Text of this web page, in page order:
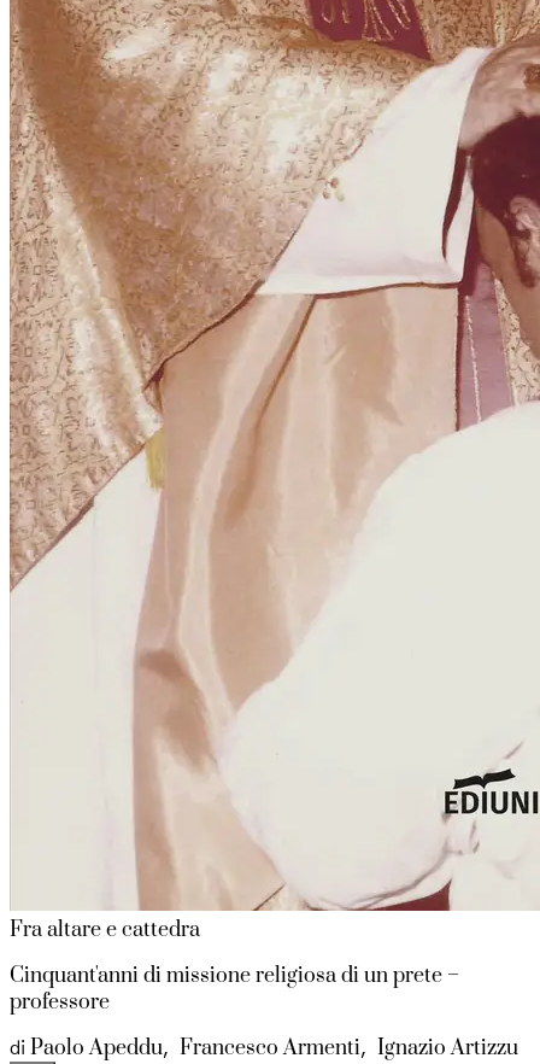
Fra altare e cattedra
Cinquant'anni di missione religiosa di un prete –
professore
di Paolo Apeddu, Francesco Armenti, Ignazio Artizzu